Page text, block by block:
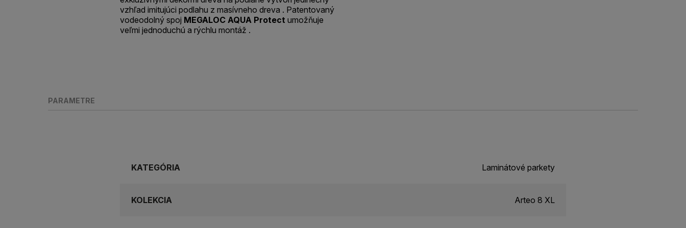
vzhľad imitujúci podlahu z masívneho dreva . Patentovaný
vodeodolný spoj MEGALOC AQUA Protect umožňuje
veľmi jednoduchú a rýchlu montáž .
PARAMETRE
KATEGÓRIA Laminátové parkety
KOLEKCIA Arteo 8 XL